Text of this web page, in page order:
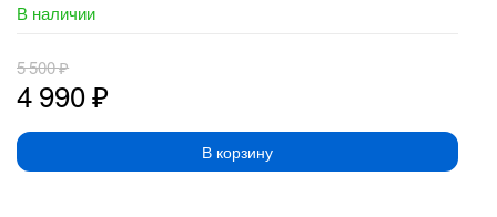
В наличии
4 990₽
5 500₽
В корзину